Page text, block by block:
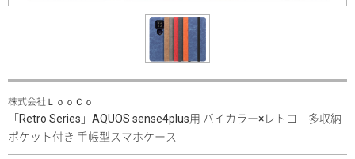
株式会社ＬｏｏＣｏ
「Retro Series」AQUOS sense4plus用 バイカラー×レトロ 多収納
ポケット付き 手帳型スマホケース